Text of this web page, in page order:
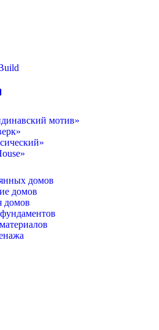
мотив»
домов
домов
домов